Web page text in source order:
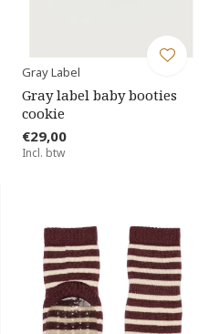
Gray Label
Gray label baby booties
cookie
€29,00
Incl. btw